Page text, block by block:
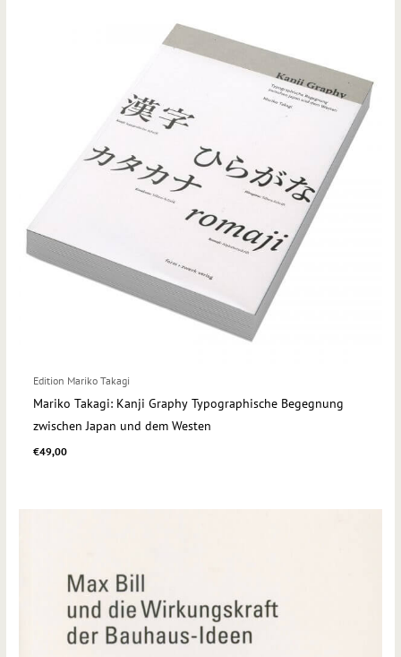
Edition Mariko Takagi
Mariko Takagi: Kanji Graphy Typographische Begegnung
zwischen Japan und dem Westen
€49,00